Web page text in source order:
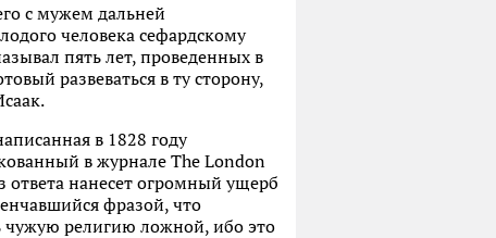
с мужем дальней
человека сефардскому
пять лет, проведенных в
развеваться в ту сторону,
в 1828 году
в журнале The London
ответа нанесет огромный ущерб
фразой, что
чужую религию ложной, ибо это